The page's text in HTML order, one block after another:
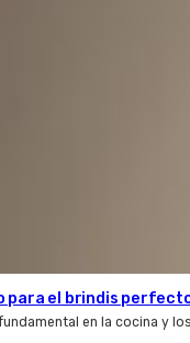
para el brindis
en la cocina y